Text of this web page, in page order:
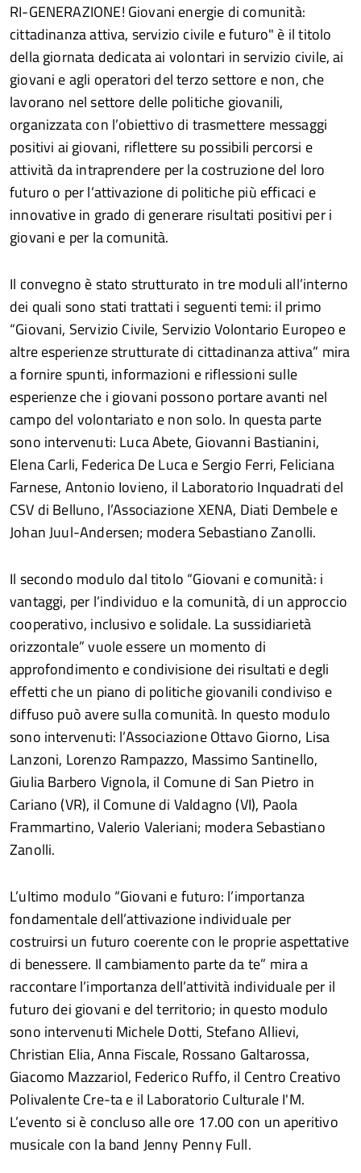
RI-GENERAZIONE! Giovani energie di comunità:
cittadinanza attiva, servizio civile e futuro" è il titolo
della giornata dedicata ai volontari in servizio civile, ai
giovani e agli operatori del terzo settore e non, che
lavorano nel settore delle politiche giovanili,
organizzata con l’obiettivo di trasmettere messaggi
positivi ai giovani, riflettere su possibili percorsi e
attività da intraprendere per la costruzione del loro
futuro o per l’attivazione di politiche più efficaci e
innovative in grado di generare risultati positivi per i
giovani e per la comunità.
Il convegno è stato strutturato in tre moduli all’interno
dei quali sono stati trattati i seguenti temi: il primo
“Giovani, Servizio Civile, Servizio Volontario Europeo e
altre esperienze strutturate di cittadinanza attiva” mira
a fornire spunti, informazioni e riflessioni sulle
esperienze che i giovani possono portare avanti nel
campo del volontariato e non solo. In questa parte
sono intervenuti: Luca Abete, Giovanni Bastianini,
Elena Carli, Federica De Luca e Sergio Ferri, Feliciana
Farnese, Antonio Iovieno, il Laboratorio Inquadrati del
CSV di Belluno, l’Associazione XENA, Diati Dembele e
Johan Juul-Andersen; modera Sebastiano Zanolli.
Il secondo modulo dal titolo “Giovani e comunità: i
vantaggi, per l’individuo e la comunità, di un approccio
cooperativo, inclusivo e solidale. La sussidiarietà
orizzontale” vuole essere un momento di
approfondimento e condivisione dei risultati e degli
effetti che un piano di politiche giovanili condiviso e
diffuso può avere sulla comunità. In questo modulo
sono intervenuti: l’Associazione Ottavo Giorno, Lisa
Lanzoni, Lorenzo Rampazzo, Massimo Santinello,
Giulia Barbero Vignola, il Comune di San Pietro in
Cariano (VR), il Comune di Valdagno (VI), Paola
Frammartino, Valerio Valeriani; modera Sebastiano
Zanolli.
L’ultimo modulo “Giovani e futuro: l’importanza
fondamentale dell’attivazione individuale per
costruirsi un futuro coerente con le proprie aspettative
di benessere. Il cambiamento parte da te” mira a
raccontare l’importanza dell’attività individuale per il
futuro dei giovani e del territorio; in questo modulo
sono intervenuti Michele Dotti, Stefano Allievi,
Christian Elia, Anna Fiscale, Rossano Galtarossa,
Giacomo Mazzariol, Federico Ruffo, il Centro Creativo
Polivalente Cre-ta e il Laboratorio Culturale I'M.
L’evento si è concluso alle ore 17.00 con un aperitivo
musicale con la band Jenny Penny Full.